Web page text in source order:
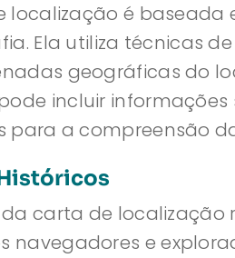
localização é
Ela utiliza técnicas
geográficas do
incluir informações
para a compreensão
carta de
navegadores e